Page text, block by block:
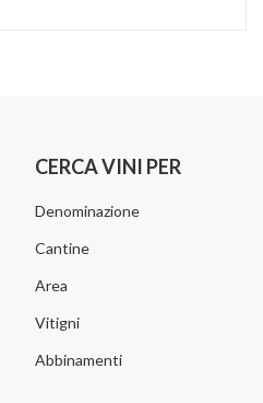
CERCA VINI PER
Denominazione
Cantine
Area
Vitigni
Abbinamenti